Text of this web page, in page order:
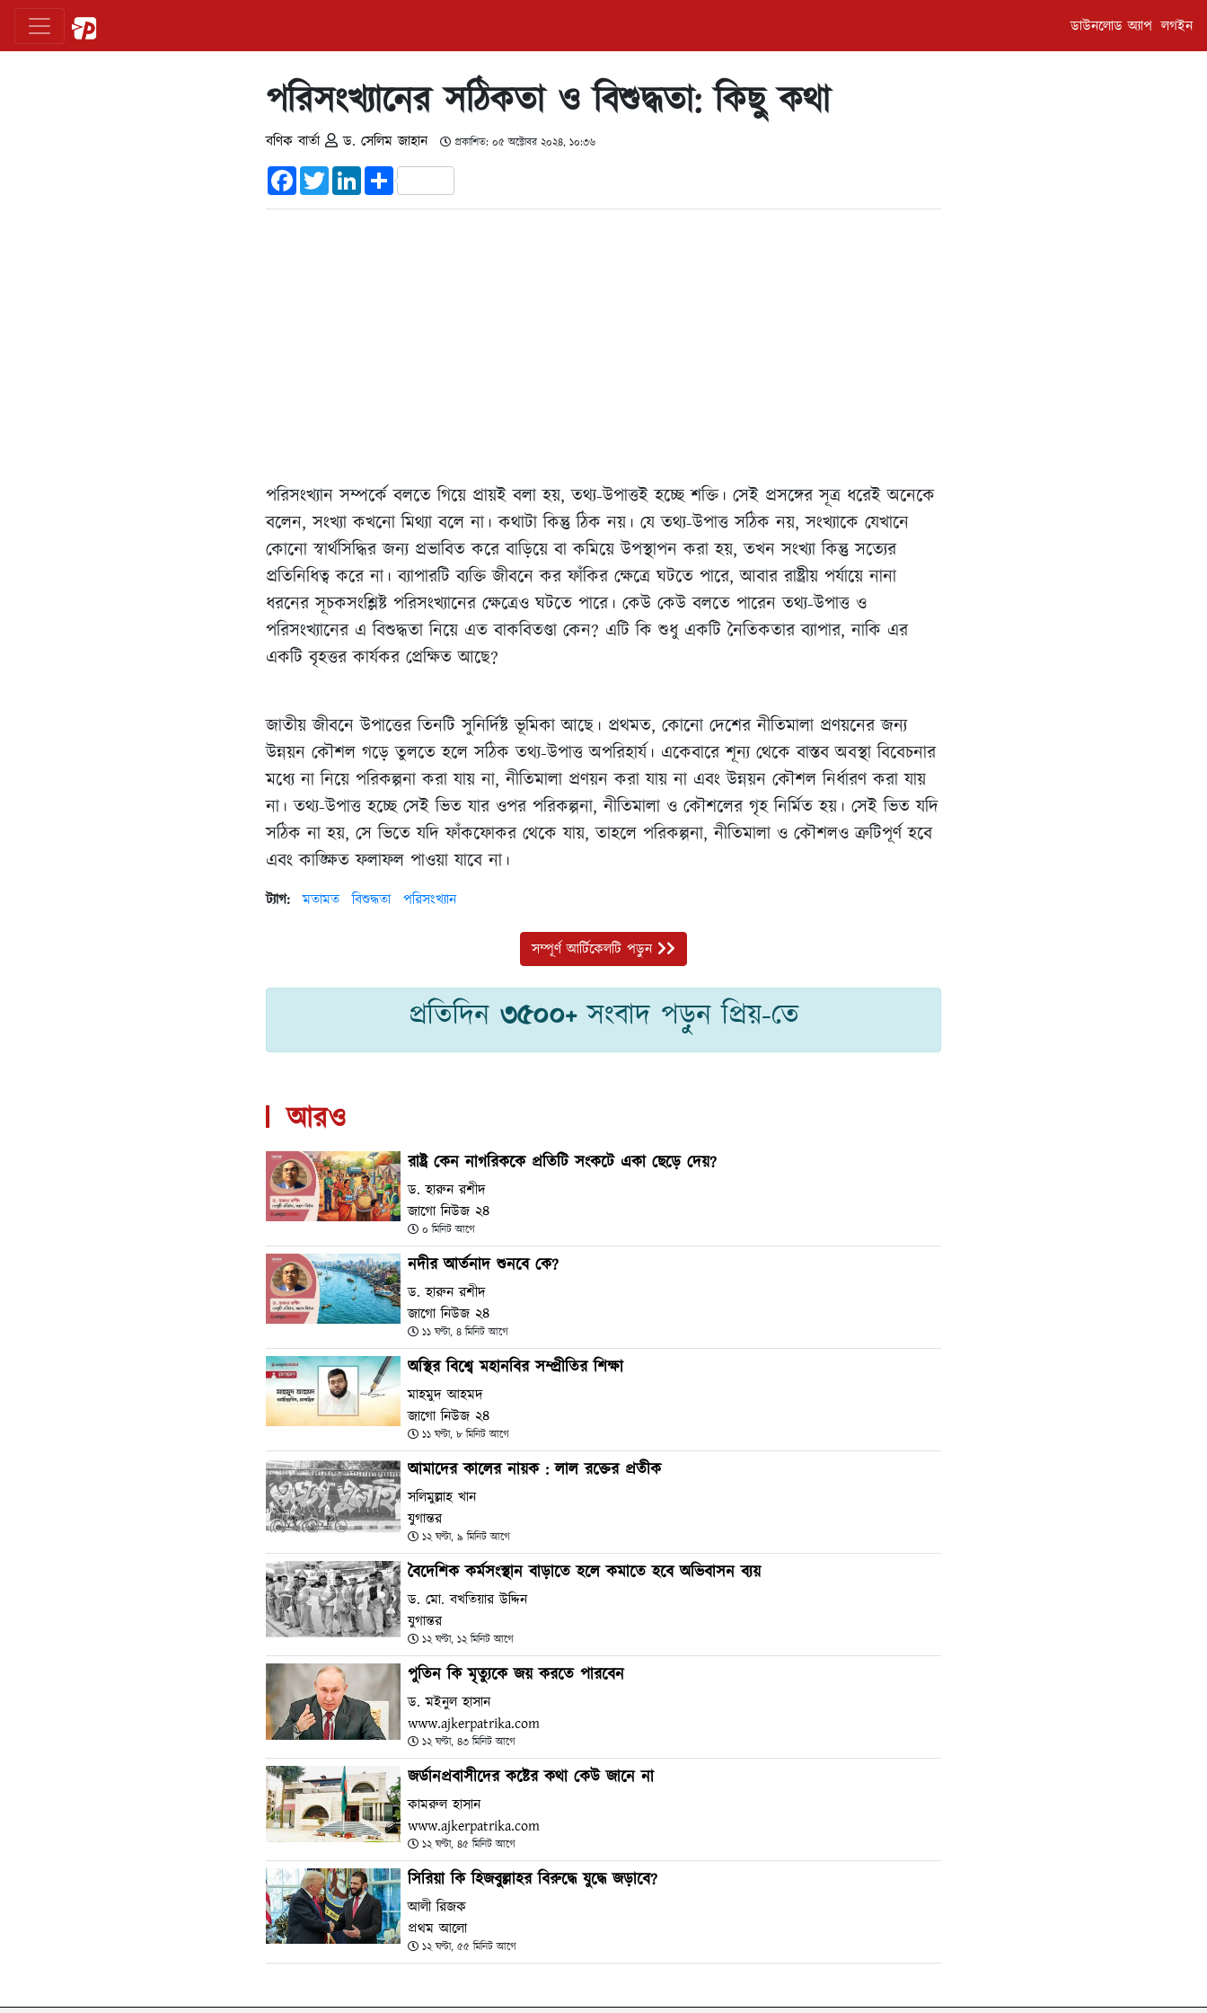
ডাউনলোড অ্যাপ লগইন
পরিসংখ্যানের সঠিকতা ও বিশুদ্ধতা: কিছু কথা
বণিক বার্তা ড. সেলিম জাহান প্রকাশিত: ০৫ অক্টোবর ২০২৪, ১০:৩৬
FacebookTwitterLinkedInShare
পরিসংখ্যান সম্পর্কে বলতে গিয়ে প্রায়ই বলা হয়, তথ্য-উপাত্তই হচ্ছে শক্তি। সেই প্রসঙ্গের সূত্র ধরেই অনেকে
বলেন, সংখ্যা কখনো মিথ্যা বলে না। কথাটা কিন্তু ঠিক নয়। যে তথ্য-উপাত্ত সঠিক নয়, সংখ্যাকে যেখানে
কোনো স্বার্থসিদ্ধির জন্য প্রভাবিত করে বাড়িয়ে বা কমিয়ে উপস্থাপন করা হয়, তখন সংখ্যা কিন্তু সত্যের
প্রতিনিধিত্ব করে না। ব্যাপারটি ব্যক্তি জীবনে কর ফাঁকির ক্ষেত্রে ঘটতে পারে, আবার রাষ্ট্রীয় পর্যায়ে নানা
ধরনের সূচকসংশ্লিষ্ট পরিসংখ্যানের ক্ষেত্রেও ঘটতে পারে। কেউ কেউ বলতে পারেন তথ্য-উপাত্ত ও
পরিসংখ্যানের এ বিশুদ্ধতা নিয়ে এত বাকবিতণ্ডা কেন? এটি কি শুধু একটি নৈতিকতার ব্যাপার, নাকি এর
একটি বৃহত্তর কার্যকর প্রেক্ষিত আছে?
জাতীয় জীবনে উপাত্তের তিনটি সুনির্দিষ্ট ভূমিকা আছে। প্রথমত, কোনো দেশের নীতিমালা প্রণয়নের জন্য
উন্নয়ন কৌশল গড়ে তুলতে হলে সঠিক তথ্য-উপাত্ত অপরিহার্য। একেবারে শূন্য থেকে বাস্তব অবস্থা বিবেচনার
মধ্যে না নিয়ে পরিকল্পনা করা যায় না, নীতিমালা প্রণয়ন করা যায় না এবং উন্নয়ন কৌশল নির্ধারণ করা যায়
না। তথ্য-উপাত্ত হচ্ছে সেই ভিত যার ওপর পরিকল্পনা, নীতিমালা ও কৌশলের গৃহ নির্মিত হয়। সেই ভিত যদি
সঠিক না হয়, সে ভিতে যদি ফাঁকফোকর থেকে যায়, তাহলে পরিকল্পনা, নীতিমালা ও কৌশলও ত্রুটিপূর্ণ হবে
এবং কাঙ্ক্ষিত ফলাফল পাওয়া যাবে না।
ট্যাগ: মতামত বিশুদ্ধতা পরিসংখ্যান
সম্পূর্ণ আর্টিকেলটি পড়ুন
প্রতিদিন ৩৫০০+সংবাদ পড়ুন প্রিয়-তে
আরও
রাষ্ট্র কেন নাগরিককে প্রতিটি সংকটে একা ছেড়ে দেয়?
ড. হারুন রশীদ
জাগো নিউজ ২৪
০ মিনিট আগে
নদীর আর্তনাদ শুনবে কে?
ড. হারুন রশীদ
জাগো নিউজ ২৪
১১ ঘণ্টা, ৪ মিনিট আগে
অস্থির বিশ্বে মহানবির সম্প্রীতির শিক্ষা
মাহমুদ আহমদ
জাগো নিউজ ২৪
১১ ঘণ্টা, ৮ মিনিট আগে
আমাদের কালের নায়ক : লাল রক্তের প্রতীক
সলিমুল্লাহ খান
যুগান্তর
১২ ঘণ্টা, ৯ মিনিট আগে
বৈদেশিক কর্মসংস্থান বাড়াতে হলে কমাতে হবে অভিবাসন ব্যয়
ড. মো. বখতিয়ার উদ্দিন
যুগান্তর
১২ ঘণ্টা, ১২ মিনিট আগে
পুতিন কি মৃত্যুকে জয় করতে পারবেন
ড. মইনুল হাসান
www.ajkerpatrika.com
১২ ঘণ্টা, ৪৩ মিনিট আগে
জর্ডানপ্রবাসীদের কষ্টের কথা কেউ জানে না
কামরুল হাসান
www.ajkerpatrika.com
১২ ঘণ্টা, ৪৫ মিনিট আগে
সিরিয়া কি হিজবুল্লাহর বিরুদ্ধে যুদ্ধে জড়াবে?
আলী রিজক
প্রথম আলো
১২ ঘণ্টা, ৫৫ মিনিট আগে